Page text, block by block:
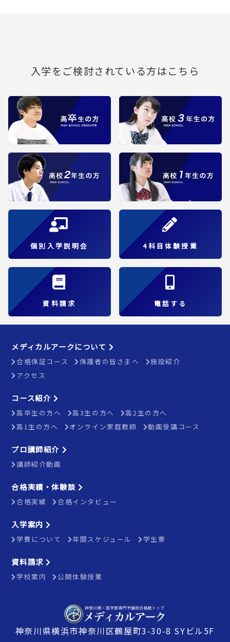
入学をご検討されている方はこちら
個別入学説明会 4科目体験授業
資料請求 電話する
メディカルアークについて
合格保証コース 保護者の皆さまへ
施設紹介
アクセス
コース紹介
高卒生の方へ 高3生の方へ
高2生の方へ
高1生の方へ
オンライン家庭教師 動画受講コース
プロ講師紹介
講師紹介動画
合格実績・体験談
合格実績 合格インタビュー
入学案内
学費について 年間スケジュール 学生寮
資料請求
学校案内 公開体験授業
神奈川県横浜市神奈川区鶴屋町3-30-8 SYビル5F